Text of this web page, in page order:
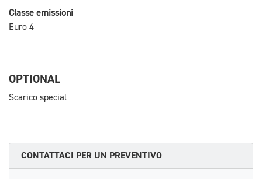
Classe emissioni
Euro 4
OPTIONAL
Scarico special
CONTATTACI PER UN PREVENTIVO